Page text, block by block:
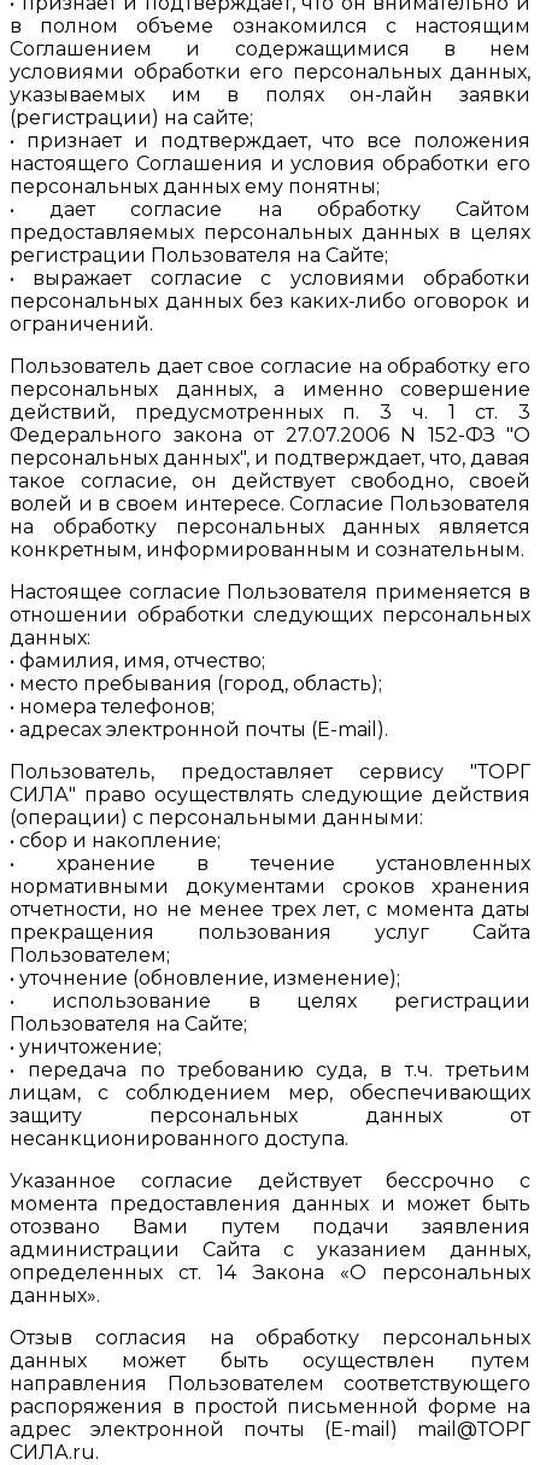
в полном объеме ознакомился с настоящим
Соглашением и содержащимися в нем
условиями обработки его персональных данных,
указываемых им в полях он-лайн заявки
(регистрации) на сайте;
• признает и подтверждает, что все положения
настоящего Соглашения и условия обработки его
персональных данных ему понятны;
• дает согласие на обработку Сайтом
предоставляемых персональных данных в целях
регистрации Пользователя на Сайте;
• выражает согласие с условиями обработки
персональных данных без каких-либо оговорок и
ограничений.
Пользователь дает свое согласие на обработку его
персональных данных, а именно совершение
действий, предусмотренных п. 3 ч. 1 ст. 3
Федерального закона от 27.07.2006 N 152-ФЗ "О
персональных данных", и подтверждает, что, давая
такое согласие, он действует свободно, своей
волей и в своем интересе. Согласие Пользователя
на обработку персональных данных является
конкретным, информированным и сознательным.
Настоящее согласие Пользователя применяется в
отношении обработки следующих персональных
данных:
• фамилия, имя, отчество;
• место пребывания (город, область);
• номера телефонов;
• адресах электронной почты (E-mail).
Пользователь, предоставляет сервису "ТОРГ
СИЛА" право осуществлять следующие действия
(операции) с персональными данными:
• сбор и накопление;
• хранение в течение установленных
нормативными документами сроков хранения
отчетности, но не менее трех лет, с момента даты
прекращения пользования услуг Сайта
Пользователем;
• уточнение (обновление, изменение);
• использование в целях регистрации
Пользователя на Сайте;
• уничтожение;
• передача по требованию суда, в т.ч. третьим
лицам, с соблюдением мер, обеспечивающих
защиту персональных данных от
несанкционированного доступа.
Указанное согласие действует бессрочно с
момента предоставления данных и может быть
отозвано Вами путем подачи заявления
администрации Сайта с указанием данных,
определенных ст. 14 Закона «О персональных
данных».
Отзыв согласия на обработку персональных
данных может быть осуществлен путем
направления Пользователем соответствующего
распоряжения в простой письменной форме на
адрес электронной почты (E-mail) mail@ТОРГ
СИЛА.ru.